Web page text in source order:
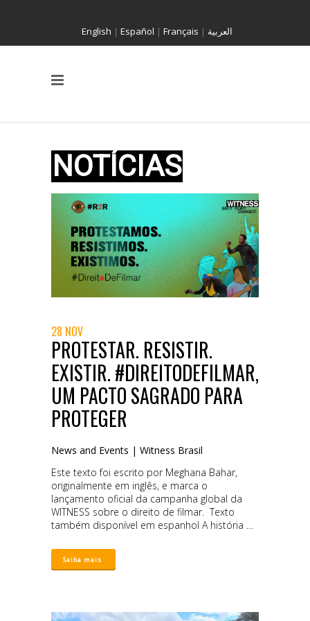
English | Español | Français | العربية
28 NOV
PROTESTAR. RESISTIR.
EXISTIR. #DIREITODEFILMAR,
UM PACTO SAGRADO PARA
PROTEGER
News and Events | Witness Brasil
Este texto foi escrito por Meghana Bahar,
originalmente em inglês, e marca o
lançamento oficial da campanha global da
WITNESS sobre o direito de filmar. Texto
também disponível em espanhol A história de
2020, Dounya Zayer, uma ativista, foi a um
protesto no Brooklyn, Nova York, em apoio
feridos. Dounya pegou seu telefone e